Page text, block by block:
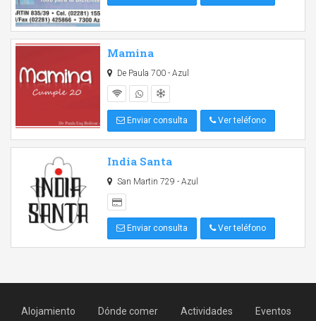
Mamina
De Paula 700 - Azul
Enviar consulta Ver teléfono
India Santa
San Martin 729 - Azul
Enviar consulta Ver teléfono
Alojamiento Dónde comer Actividades Eventos